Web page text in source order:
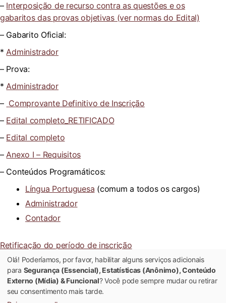
– Interposição de recurso contra as questões e os
gabaritos das provas objetivas (ver normas do Edital)
– Gabarito Oficial:
*Administrador
– Prova:
*Administrador
– Comprovante Definitivo de Inscrição
– Edital completo_RETIFICADO
– Edital completo
–Anexo I – Requisitos
– Conteúdos Programáticos:
Língua Portuguesa (comum a todos os cargos)
Administrador
Contador
Retificação do período de inscrição
Extrato DOU
Extrato DOU (continuação)
Olá! Poderíamos, por favor, habilitar alguns serviços adicionais
para Segurança (Essencial), Estatísticas (Anônimo), Conteúdo
Externo (Mídia) & Funcional? Você pode sempre mudar ou retirar
seu consentimento mais tarde.